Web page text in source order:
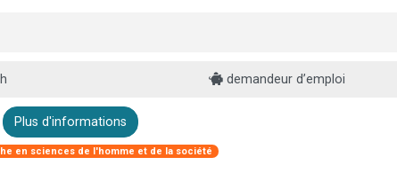
demandeur d’emploi
Plus d'informations
en sciences de l'homme et de la société